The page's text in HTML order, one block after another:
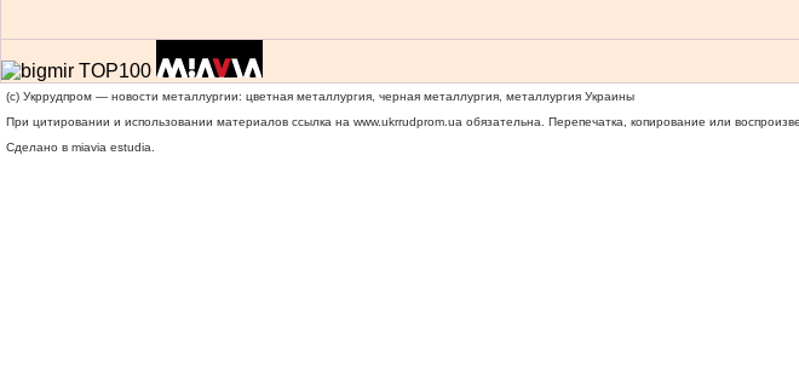
(c) Укррудпром — новости металлургии: цветная металлургия, черная металлургия, металлургия Украины
При цитировании и использовании материалов ссылка на www.ukrrudprom.ua обязательна. Перепечатка, копирование или
Сделано в miavia estudia.